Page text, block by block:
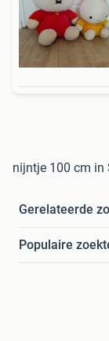
nijntje 100 cm in
Gerelateerde
Populaire